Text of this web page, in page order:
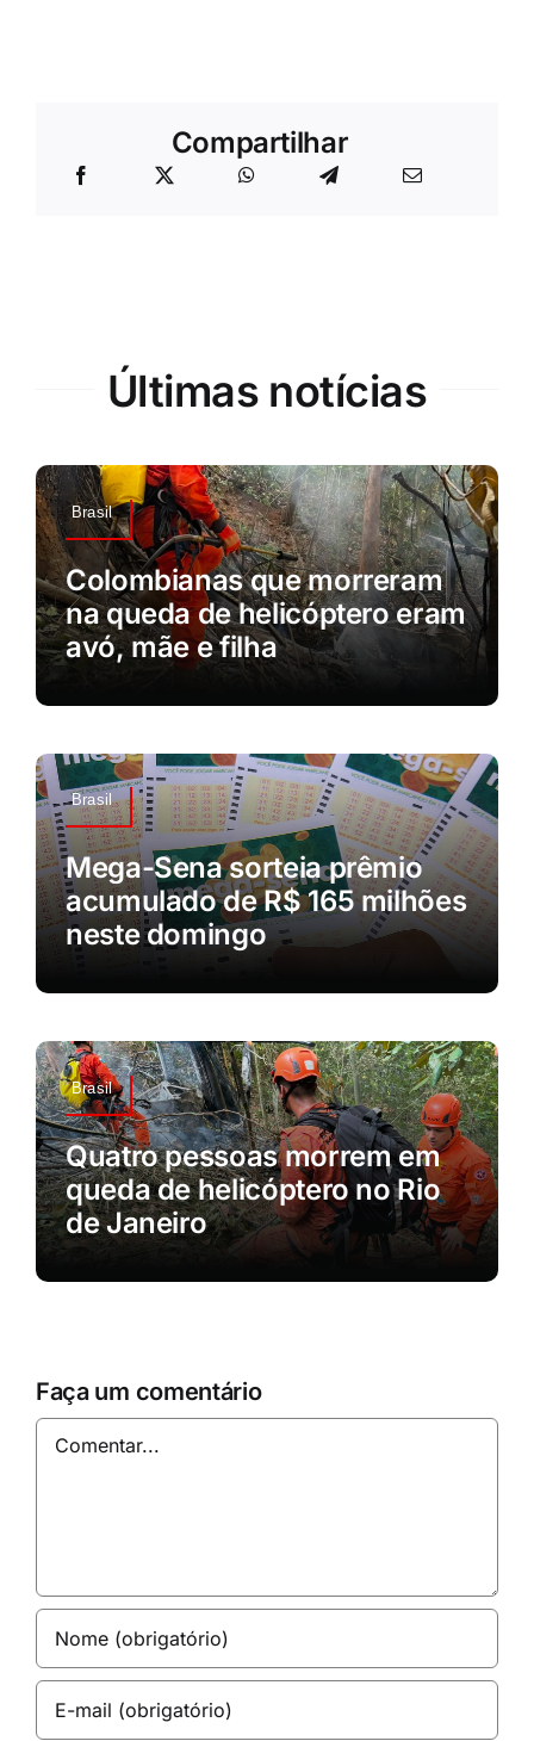
Compartilhar
Últimas notícias
Brasil
Colombianas que morreram
na queda de helicóptero eram
avó, mãe e filha
Brasil
Mega-Sena sorteia prêmio
acumulado de R$ 165 milhões
neste domingo
Brasil
Quatro pessoas morrem em
queda de helicóptero no Rio
de Janeiro
Faça um comentário
Comentar